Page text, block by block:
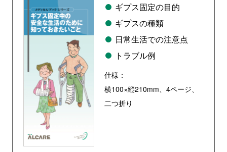
ギプス固定の目的
ギプスの種類
日常生活での注意点
トラブル例
仕様：
横100×縦210mm、4ページ、
二つ折り